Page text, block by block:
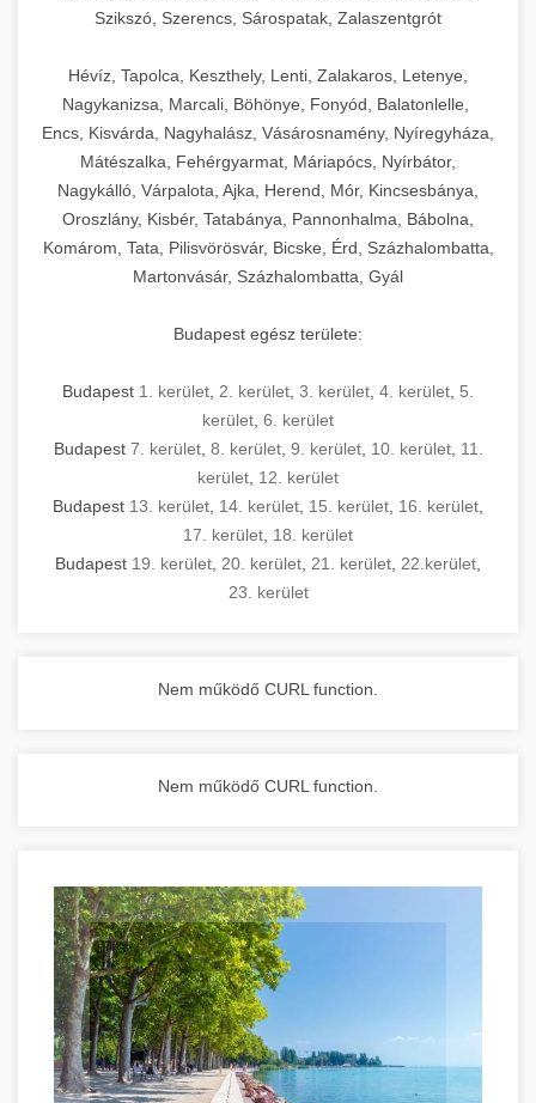
Szikszó, Szerencs, Sárospatak, Zalaszentgrót
Hévíz, Tapolca, Keszthely, Lenti, Zalakaros, Letenye,
Nagykanizsa, Marcali, Böhönye, Fonyód, Balatonlelle,
Encs, Kisvárda, Nagyhalász, Vásárosnamény, Nyíregyháza,
Mátészalka, Fehérgyarmat, Máriapócs, Nyírbátor,
Nagykálló, Várpalota, Ajka, Herend, Mór, Kincsesbánya,
Oroszlány, Kisbér, Tatabánya, Pannonhalma, Bábolna,
Komárom, Tata, Pilisvörösvár, Bicske, Érd, Százhalombatta,
Martonvásár, Százhalombatta, Gyál
Budapest egész területe:
Budapest 1. kerület 2. kerület 3. kerület 4. kerület 5.
kerület 6. kerület
Budapest 7. kerület, 8. kerület, 9. kerület, 10. kerület, 11.
kerület 12. kerület
Budapest 13. kerület 14. kerület 15. kerület 16. kerület
17. kerület 18. kerület
Budapest 19. kerület 20. kerület 21. kerület 22.kerület
23. kerület
Nem működő CURL function.
Nem működő CURL function.